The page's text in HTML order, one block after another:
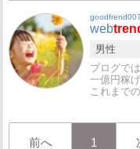
goodfrend007
web
男性
ブログで
一億円稼
これまで
前へ 1